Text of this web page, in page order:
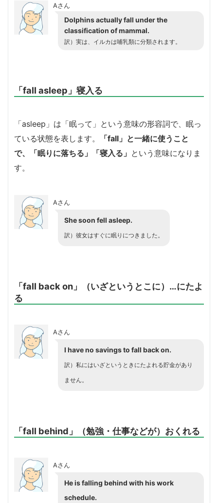
Aさん
Dolphins actually fall under the
classification of mammal.
訳）実は、イルカは哺乳類に分類されます。
「fall asleep」寝入る
「asleep」は「眠って」という意味の形容詞で、眠っ
ている状態を表します。
「fall」と一緒に使うこと
で、「眠りに落ちる」「寝入る」 という意味になりま
す。
Aさん
She soon fell asleep.
訳）彼女はすぐに眠りにつきました。
「fall back on」（いざというとこに）…にたよ
る
Aさん
I have no savings to fall back on.
訳）私にはいざというときにたよれる貯金があり
ません。
「fall behind」（勉強・仕事などが）おくれる
Aさん
He is falling behind with his work
schedule.